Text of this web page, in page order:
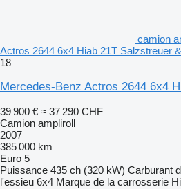
camion
Actros 2644 6x4 Hiab 21T Salzstreuer &
18
Mercedes-Benz Actros 2644 6x4
39 900 € ≈ 37 290 CHF
Camion ampliroll
2007
385 000 km
Euro 5
Puissance 435 ch (320 kW) Carburant
l'essieu 6x4 Marque de la carrosserie